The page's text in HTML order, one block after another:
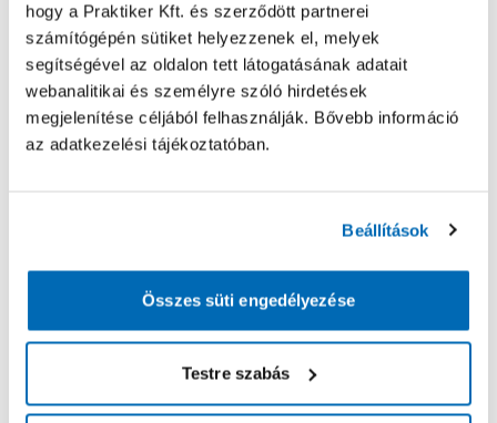
hogy a Praktiker Kft. és szerződött partnerei
számítógépén sütiket helyezzenek el, melyek
segítségével az oldalon tett látogatásának adatait
webanalitikai és személyre szóló hirdetések
megjelenítése céljából felhasználják. Bővebb információ
az adatkezelési tájékoztatóban.
Beállítások
Összes süti engedélyezése
Testre szabás